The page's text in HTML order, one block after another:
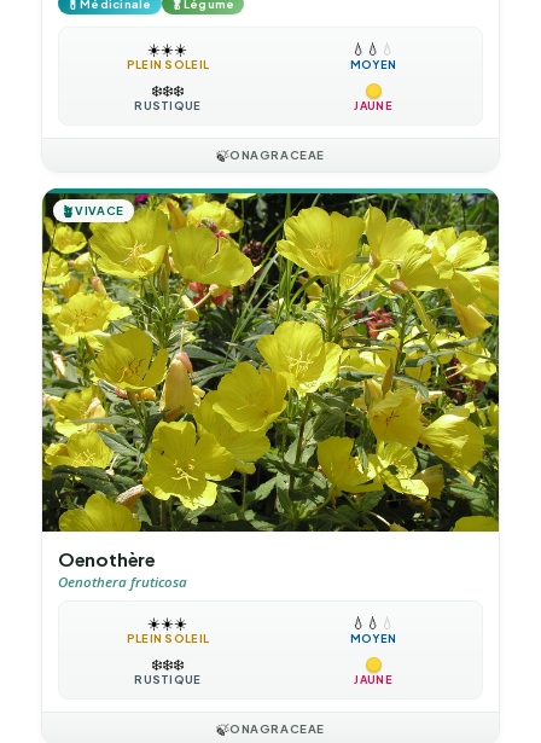
💊Médicinale 🥬Légume
☀️☀️☀️
PLEIN SOLEIL
💧 💧 💧
MOYEN
❄️❄️❄️
RUSTIQUE JAUNE
🍃ONAGRACEAE
🪴VIVACE
Oenothère
Oenothera fruticosa
☀️☀️☀️
PLEIN SOLEIL
💧 💧 💧
MOYEN
❄️❄️❄️
RUSTIQUE JAUNE
🍃ONAGRACEAE